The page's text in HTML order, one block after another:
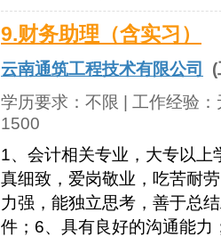
9.财务助理（含实习）
云南通筑工程技术有限公司
学历要求： 不限 | 工作经验：
1500
1、会计相关专业，大专以
真细致，爱岗敬业，吃苦耐
力强，能独立思考，善于总
件；6、具有良好的沟通能力